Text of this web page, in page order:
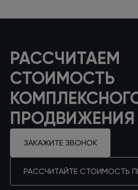
РАСCЧИТАЕМ
СТОИМОСТЬ
ПРОДВИЖЕНИЯ
ЗАКАЖИТЕ ЗВОНОК
РАССЧИТАЙТЕ СТОИМОСТЬ